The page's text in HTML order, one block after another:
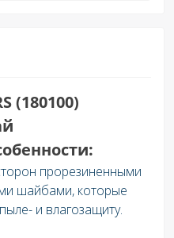
(180100)
прорезиненными
шайбами, которые
и влагозащиту.